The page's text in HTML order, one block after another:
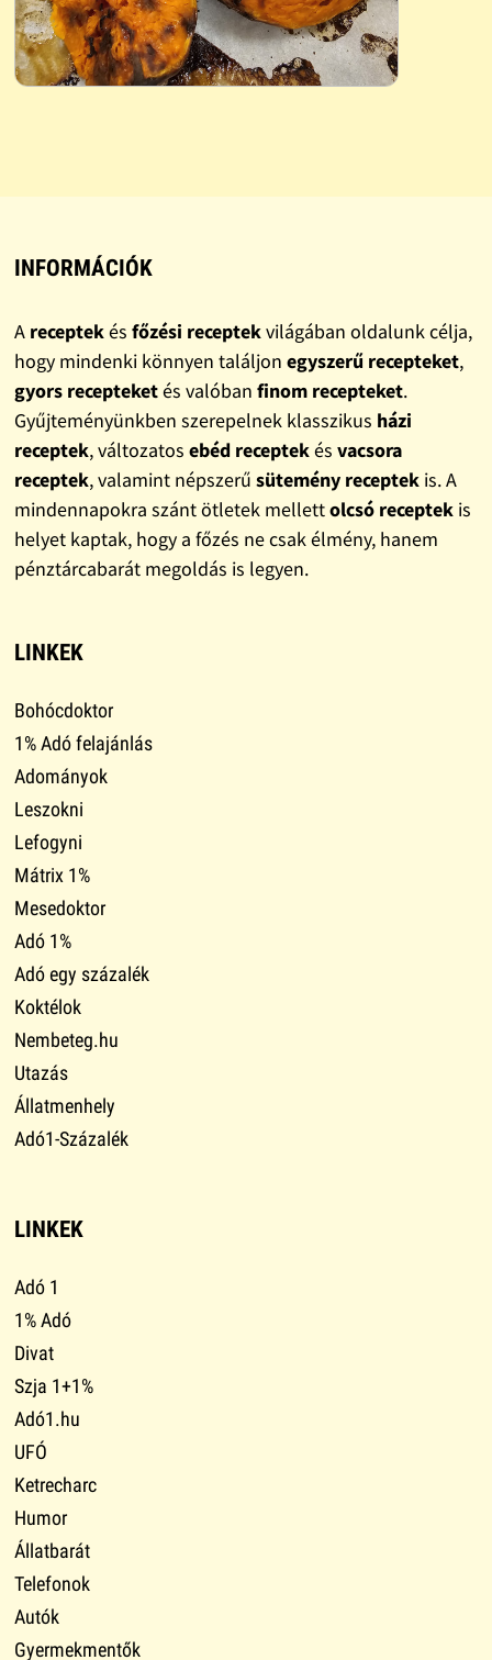
INFORMÁCIÓK
A receptekés főzési receptekvilágában oldalunk célja,
hogy mindenki könnyen találjon egyszerű recepteket,
gyors recepteketés valóban finom recepteket.
Gyűjteményünkben szerepelnek klasszikus házi
receptek, változatos ebéd receptekés vacsora
receptek, valamint népszerű sütemény receptekis. A
mindennapokra szánt ötletek mellettolcsó receptekis
helyet kaptak, hogy a főzés ne csak élmény, hanem
pénztárcabarát megoldás is legyen.
LINKEK
Bohócdoktor
1% Adó felajánlás
Adományok
Leszokni
Lefogyni
Mátrix 1%
Mesedoktor
Adó 1%
Adó egy százalék
Koktélok
Nembeteg.hu
Utazás
Állatmenhely
Adó1-Százalék
LINKEK
Adó 1
1% Adó
Divat
Szja 1+1%
Adó1.hu
UFÓ
Ketrecharc
Humor
Állatbarát
Telefonok
Autók
Gyermekmentők